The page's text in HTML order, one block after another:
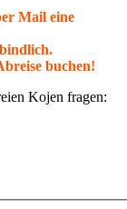
Mail eine
buchen!
Kojen fragen: